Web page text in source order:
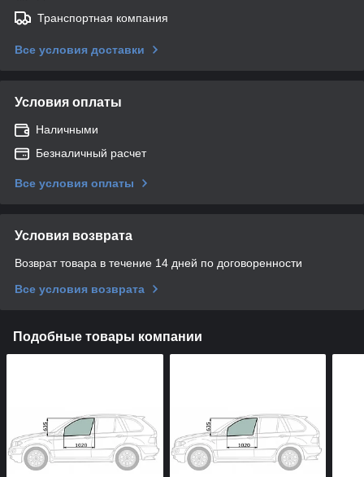
Транспортная компания
Все условия доставки
Условия оплаты
Наличными
Безналичный расчет
Все условия оплаты
Условия возврата
Возврат товара в течение 14 дней по договоренности
Все условия возврата
Подобные товары компании